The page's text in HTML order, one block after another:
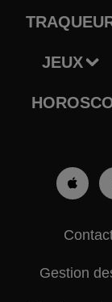
JEUX
Gestion